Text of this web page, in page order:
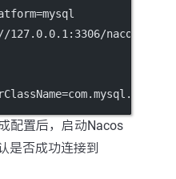
配置后，启动Nacos
是否成功连接到